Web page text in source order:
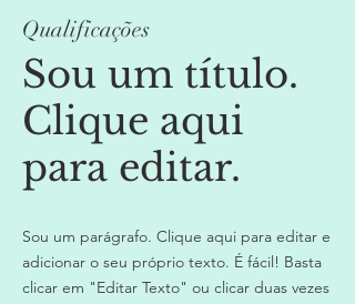
Qualificações
Sou um título.
Clique aqui
para editar.
Sou um parágrafo. Clique aqui para editar e
adicionar o seu próprio texto. É fácil! Basta
clicar em "Editar Texto" ou clicar duas vezes